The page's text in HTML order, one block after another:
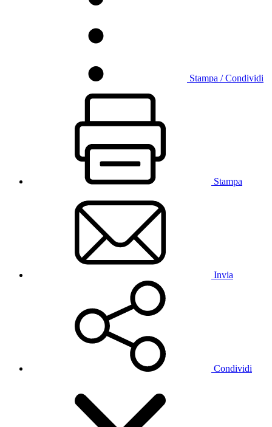
Stampa / Condividi
Stampa
Invia
Condividi